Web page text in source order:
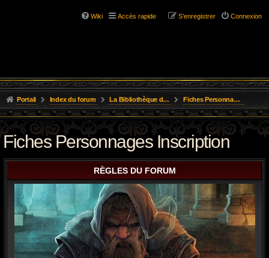
Wiki Accès rapide Connexion
S’enregistrer
Portail Index du forum La Bibliothèque de l'Aube Fiches Personnages Inscription
Fiches Personnages Inscription
RÈGLES DU FORUM